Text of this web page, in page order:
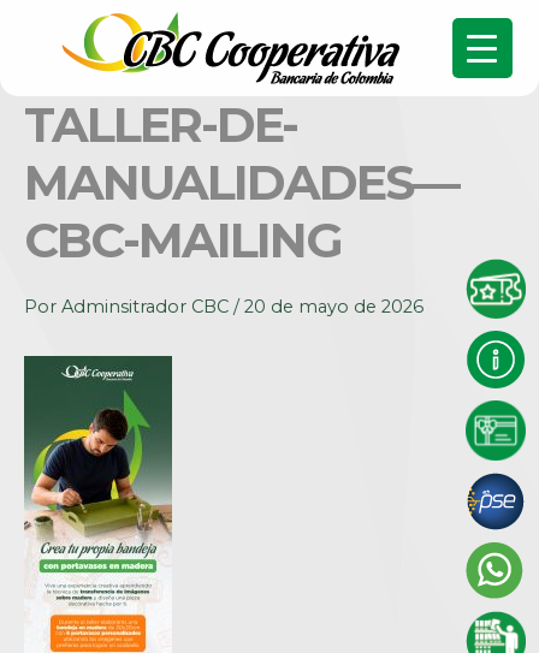
TALLER-DE-
MANUALIDADES—
CBC-MAILING
Por Adminsitrador CBC /20 de mayo de 2026